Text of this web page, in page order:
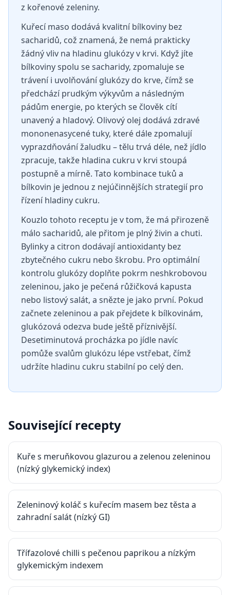
z kořenové zeleniny.
Kuřecí maso dodává kvalitní bílkoviny bez
sacharidů, což znamená, že nemá prakticky
žádný vliv na hladinu glukózy v krvi. Když jíte
bílkoviny spolu se sacharidy, zpomaluje se
trávení i uvolňování glukózy do krve, čímž se
předchází prudkým výkyvům a následným
pádům energie, po kterých se člověk cítí
unavený a hladový. Olivový olej dodává zdravé
mononenasycené tuky, které dále zpomalují
vyprazdňování žaludku – tělu trvá déle, než jídlo
zpracuje, takže hladina cukru v krvi stoupá
postupně a mírně. Tato kombinace tuků a
bílkovin je jednou z nejúčinnějších strategií pro
řízení hladiny cukru.
Kouzlo tohoto receptu je v tom, že má přirozeně
málo sacharidů, ale přitom je plný živin a chuti.
Bylinky a citron dodávají antioxidanty bez
zbytečného cukru nebo škrobu. Pro optimální
kontrolu glukózy doplňte pokrm neshkrobovou
zeleninou, jako je pečená růžičková kapusta
nebo listový salát, a snězte je jako první. Pokud
začnete zeleninou a pak přejdete k bílkovinám,
glukózová odezva bude ještě příznivější.
Desetiminutová procházka po jídle navíc
pomůže svalům glukózu lépe vstřebat, čímž
udržíte hladinu cukru stabilní po celý den.
Související recepty
Kuře s meruňkovou glazurou a zelenou zeleninou
(nízký glykemický index)
Zeleninový koláč s kuřecím masem bez těsta a
zahradní salát (nízký GI)
Třífazolové chilli s pečenou paprikou a nízkým
glykemickým indexem